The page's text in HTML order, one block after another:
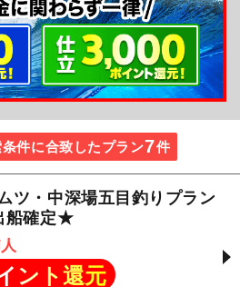
ていますので道具をお持ちで
利用ください。
件に合致したプラン7件
ツ・中深場五目釣りプラン
船確定★
ント還元